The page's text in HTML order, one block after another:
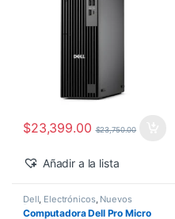
$23,399.00 $23,750.00
Añadir a la lista
Dell Electrónicos, Nuevos
Productos
Computadora Dell Pro Micro